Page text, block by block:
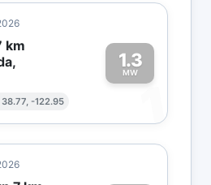
km
38.77, -122.95
1.3
MW
1